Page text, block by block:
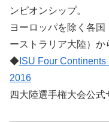
ンピオンシップ。
ヨーロッパを除く各
ーストラリア大陸）か
◆ ISU Four
2016
四大陸選手権大会公式